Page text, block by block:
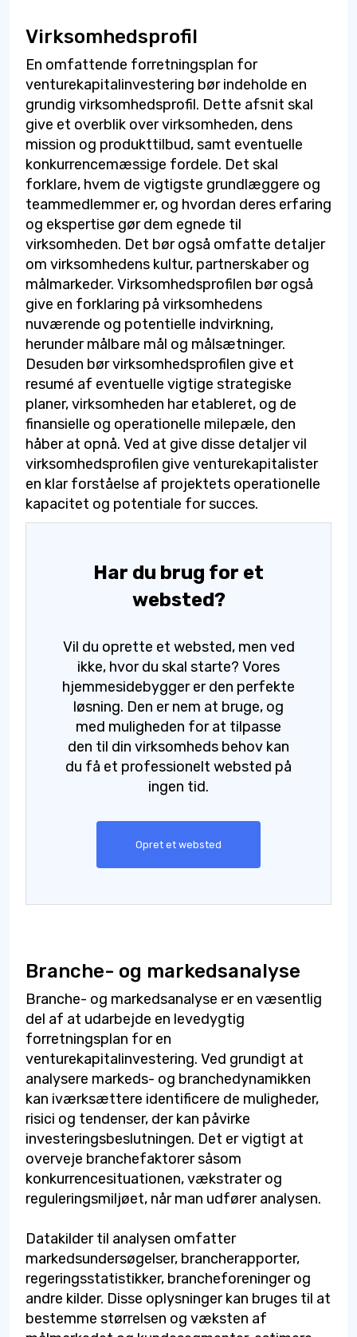
Virksomhedsprofil
En omfattende forretningsplan for
venturekapitalinvestering bør indeholde en
grundig virksomhedsprofil. Dette afsnit skal
give et overblik over virksomheden, dens
mission og produkttilbud, samt eventuelle
konkurrencemæssige fordele. Det skal
forklare, hvem de vigtigste grundlæggere og
teammedlemmer er, og hvordan deres erfaring
og ekspertise gør dem egnede til
virksomheden. Det bør også omfatte detaljer
om virksomhedens kultur, partnerskaber og
målmarkeder. Virksomhedsprofilen bør også
give en forklaring på virksomhedens
nuværende og potentielle indvirkning,
herunder målbare mål og målsætninger.
Desuden bør virksomhedsprofilen give et
resumé af eventuelle vigtige strategiske
planer, virksomheden har etableret, og de
finansielle og operationelle milepæle, den
håber at opnå. Ved at give disse detaljer vil
virksomhedsprofilen give venturekapitalister
en klar forståelse af projektets operationelle
kapacitet og potentiale for succes.
Har du brug for et
websted?
Vil du oprette et websted, men ved
ikke, hvor du skal starte? Vores
hjemmesidebygger er den perfekte
løsning. Den er nem at bruge, og
med muligheden for at tilpasse
den til din virksomheds behov kan
du få et professionelt websted på
ingen tid.
Opret et websted
Branche- og markedsanalyse
Branche- og markedsanalyse er en væsentlig
del af at udarbejde en levedygtig
forretningsplan for en
venturekapitalinvestering. Ved grundigt at
analysere markeds- og branchedynamikken
kan iværksættere identificere de muligheder,
risici og tendenser, der kan påvirke
investeringsbeslutningen. Det er vigtigt at
overveje branchefaktorer såsom
konkurrencesituationen, vækstrater og
reguleringsmiljøet, når man udfører analysen.
Datakilder til analysen omfatter
markedsundersøgelser, brancherapporter,
regeringsstatistikker, brancheforeninger og
andre kilder. Disse oplysninger kan bruges til at
bestemme størrelsen og væksten af